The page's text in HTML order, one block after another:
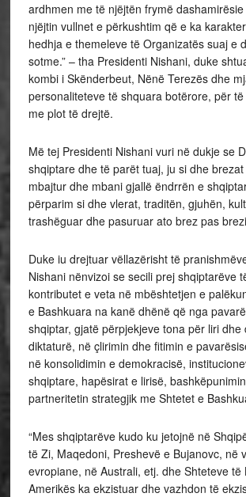
ardhmen me të njëjtën frymë
njëjtin vullnet e përkushtim që e ka
hedhja e themeleve të Organizatës suaj e
sotme.” – tha Presidenti Nishani, duke
kombi i Skënderbeut, Nënë Terezës dhe
personaliteteve të shquara botërore, për
me plot të drejtë.
Më tej Presidenti Nishani vuri në dukje se
shqiptare dhe të parët tuaj, ju si dhe
mbajtur dhe mbani gjallë ëndrrën e
përparim si dhe vlerat, traditën, gjuhën,
trashëguar dhe pasuruar ato brez pas
Duke iu drejtuar vëllazërisht të
Nishani nënvizoi se secili prej shqiptarëve
kontributet e veta në mbështetjen e
e Bashkuara na kanë dhënë që nga
shqiptar, gjatë përpjekjeve tona për liri dhe
diktaturë, në çlirimin dhe fitimin e
në konsolidimin e demokracisë,
shqiptare, hapësirat e lirisë,
partneritetin strategjik me Shtetet e
“Mes shqiptarëve kudo ku jetojnë në
të Zi, Maqedoni, Preshevë e Bujanovc, në
evropiane, në Australi, etj. dhe Shteteve të
Amerikës ka ekzistuar dhe vazhdon të